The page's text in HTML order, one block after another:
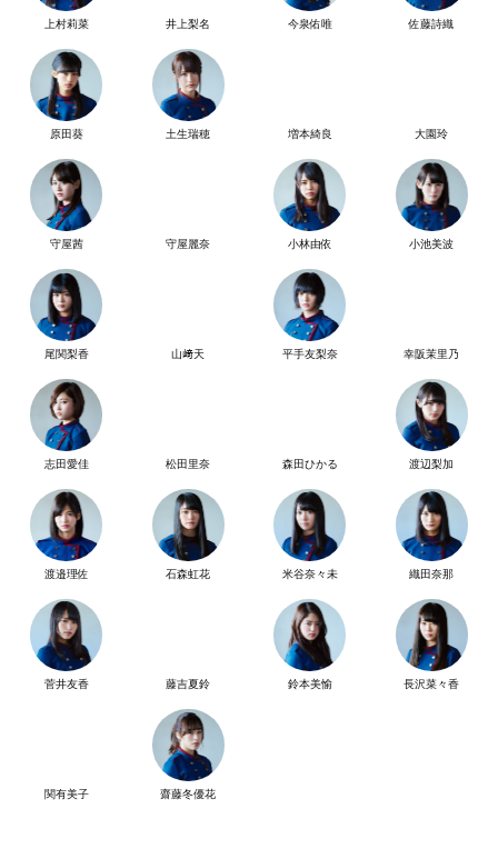
上村莉菜 井上梨名 今泉佑唯 佐藤詩織
原田葵 土生瑞穂 増本綺良 大園玲
守屋茜 守屋麗奈 小林由依 小池美波
尾関梨香 山﨑天 平手友梨奈 幸阪茉里乃
志田愛佳 松田里奈 森田ひかる 渡辺梨加
渡邉理佐 石森虹花 米谷奈々未 織田奈那
菅井友香 藤吉夏鈴 鈴本美愉 長沢菜々香
関有美子 齋藤冬優花